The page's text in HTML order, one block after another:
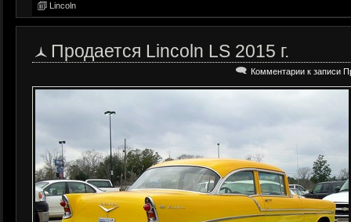
Lincoln
Продается Lincoln LS 2015 г.
Комментарии к записи